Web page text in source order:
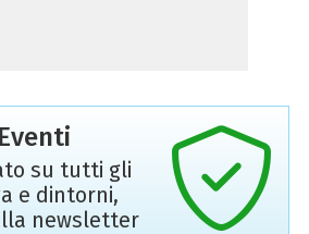
su tutti gli
e dintorni,
newsletter